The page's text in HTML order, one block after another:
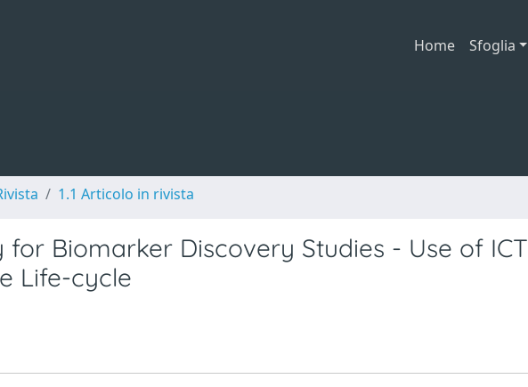
Home Sfoglia
1.1 Articolo in rivista
for Biomarker Discovery Studies - Use of ICT
Life-cycle